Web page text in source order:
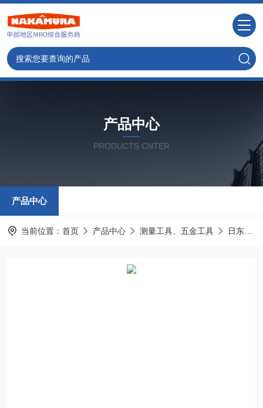
产品中心
PRODUCTS CNTER
产品中心
当前位置： 首页 产品中心 测量工具、五金工具 日东工器NITTO